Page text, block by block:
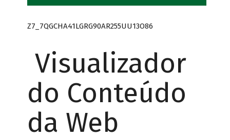
Z7_7QGCHA41LGRG90AR255UU13O86
Visualizador
do Conteúdo
da Web